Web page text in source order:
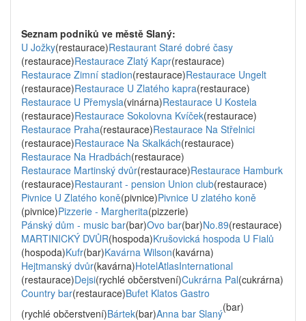
Seznam podniků ve městě Slaný:
U Jožky(restaurace)Restaurant Staré dobré časy
(restaurace)Restaurace Zlatý Kapr(restaurace)
Restaurace Zimní stadion(restaurace)Restaurace Ungelt
(restaurace)Restaurace U Zlatého kapra(restaurace)
Restaurace U Přemysla(vinárna)Restaurace U Kostela
(restaurace)Restaurace Sokolovna Kvíček(restaurace)
Restaurace Praha(restaurace)Restaurace Na Střelnici
(restaurace)Restaurace Na Skalkách(restaurace)
Restaurace Na Hradbách(restaurace)
Restaurace Martinský dvůr(restaurace)Restaurace Hamburk
(restaurace)Restaurant - pension Union club(restaurace)
Pivnice U Zlatého koně(pivnice)Pivnice U zlatého koně
(pivnice)Pizzerie - Margherita(pizzerie)
Pánský dům - music bar(bar)Ovo bar(bar)No.89(restaurace)
MARTINICKÝ DVŮR(hospoda)Krušovická hospoda U Fialů
(hospoda)Kufr(bar)Kavárna Wilson(kavárna)
Hejtmanský dvůr(kavárna)HotelAtlasInternational
(restaurace)Dejsi(rychlé občerstvení)Cukrárna Pal(cukrárna)
Country bar(restaurace)Bufet Klatos Gastro
(rychlé občerstvení)Bártek(bar)Anna bar Slaný(bar)